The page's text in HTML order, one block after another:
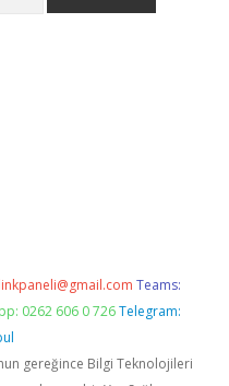
Teams:
0262 606 0 726 Telegram:
gereğince Bilgi Teknolojileri